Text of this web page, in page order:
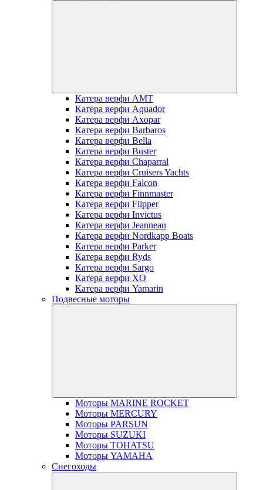
Катера верфи AMT
Катера верфи Aquador
Катера верфи Axopar
Катера верфи Barbaros
Катера верфи Bella
Катера верфи Buster
Катера верфи Chaparral
Катера верфи Cruisers Yachts
Катера верфи Falcon
Катера верфи Finnmaster
Катера верфи Flipper
Катера верфи Invictus
Катера верфи Jeanneau
Катера верфи Nordkapp Boats
Катера верфи Parker
Катера верфи Ryds
Катера верфи Sargo
Катера верфи XO
Катера верфи Yamarin
Подвесные моторы
Моторы MARINE ROCKET
Моторы MERCURY
Моторы PARSUN
Моторы SUZUKI
Моторы TOHATSU
Моторы YAMAHA
Снегоходы